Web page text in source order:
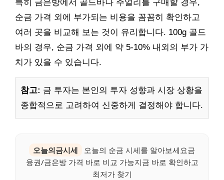
특히 금은방에서 골드바나 주얼리를 구매할 경우,
순금 가격 외에 부가되는 비용을 꼼꼼히 확인하고
여러 곳을 비교해 보는 것이 유리합니다. 100g 골드
바의 경우, 순금 가격 외에 약 5-10% 내외의 부가 가
치가 있을 수 있습니다.
참고: 금 투자는 본인의 투자 성향과 시장 상황을
종합적으로 고려하여 신중하게 결정해야 합니다.
오늘의금시세
오늘의 순금 시세를 알아보세요금
융권/금은방 가격 바로 비교 가능지금 바로 확인하고
최저가 찾기